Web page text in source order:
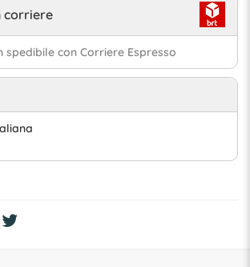
corriere
spedibile con Corriere Espresso